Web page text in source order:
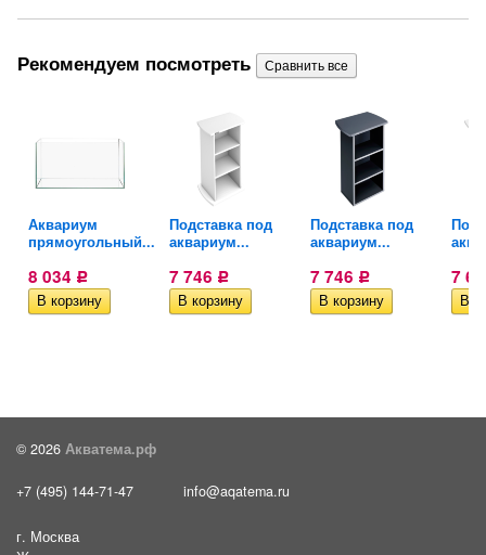
Рекомендуем посмотреть
Аквариум
прямоугольный...
8 034 Р
Подставка под
аквариум...
7 746 Р
Подставка под
аквариум...
7 746 Р 7
© 2026 Акватема.рф
+7 (495) 144-71-47 info@aqatema.ru
г. Москва